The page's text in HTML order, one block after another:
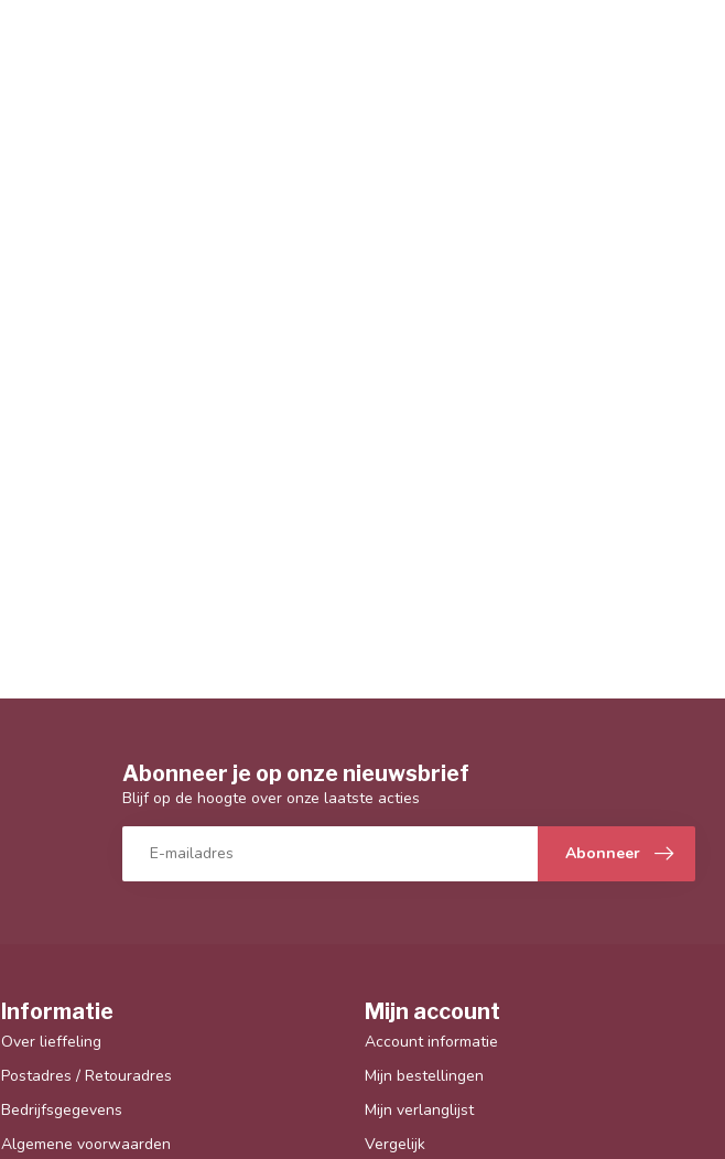
Abonneer je op onze nieuwsbrief
Blijf op de hoogte over onze laatste acties
Abonneer
Informatie
Over lieffeling
Postadres / Retouradres
Bedrijfsgegevens
Algemene voorwaarden
Mijn account
Account informatie
Mijn bestellingen
Mijn verlanglijst
Vergelijk